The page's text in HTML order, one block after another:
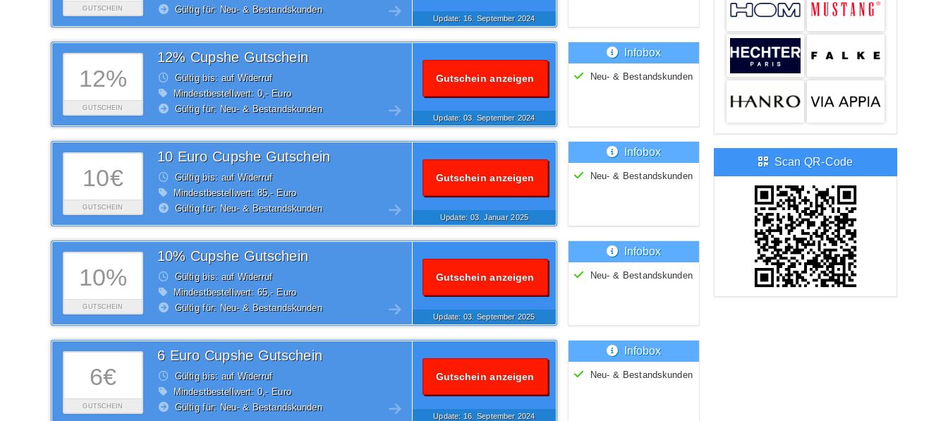
GUTSCHEIN
Gültig für: Neu- & Bestandskunden
Update: 16.September2024
12%
GUTSCHEIN
12% Cupshe Gutschein
Gültig bis: auf Widerruf
Mindestbestellwert: 0,- Euro
Gültig für: Neu- & Bestandskunden
Gutschein anzeigen
Update: 03.September2024
Infobox
Neu- & Bestandskunden
10€
GUTSCHEIN
10 Euro Cupshe Gutschein
Gültig bis: auf Widerruf
Mindestbestellwert: 85,- Euro
Gültig für: Neu- & Bestandskunden
Gutschein anzeigen
Update: 03. Januar2025
Infobox
Neu- & Bestandskunden
10%
GUTSCHEIN
10% Cupshe Gutschein
Gültig bis: auf Widerruf
Mindestbestellwert: 65,- Euro
Gültig für: Neu- & Bestandskunden
Gutschein anzeigen
Update: 03.September2025
Infobox
Neu- & Bestandskunden
6€
GUTSCHEIN
6 Euro Cupshe Gutschein
Gültig bis: auf Widerruf
Mindestbestellwert: 0,- Euro
Gültig für: Neu- & Bestandskunden
Gutschein anzeigen
Update: 16.September2024
Infobox
Neu- & Bestandskunden
Scan QR-Code